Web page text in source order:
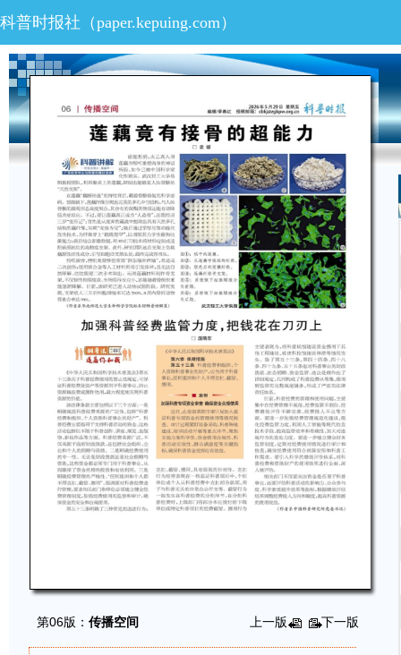
科普时报社（paper.kepuing.com）
第06版：传播空间 上一版 下一版